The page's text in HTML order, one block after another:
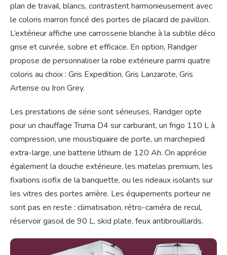
plan de travail, blancs, contrastent harmonieusement avec
le coloris marron foncé des portes de placard de pavillon.
L’extérieur affiche une carrosserie blanche à la subtile déco
grise et cuivrée, sobre et efficace. En option, Randger
propose de personnaliser la robe extérieure parmi quatre
coloris au choix : Gris Expedition, Gris Lanzarote, Gris
Artense ou Iron Grey.
Les prestations de série sont sérieuses, Randger opte
pour un chauffage Truma D4 sur carburant, un frigo 110 L à
compression, une moustiquaire de porte, un marchepied
extra-large, une batterie lithium de 120 Ah. On apprécie
également la douche extérieure, les matelas premium, les
fixations isofix de la banquette, ou les rideaux isolants sur
les vitres des portes arrière. Les équipements porteur ne
sont pas en reste : climatisation, rétro-caméra de recul,
réservoir gasoil de 90 L, skid plate, feux antibrouillards.